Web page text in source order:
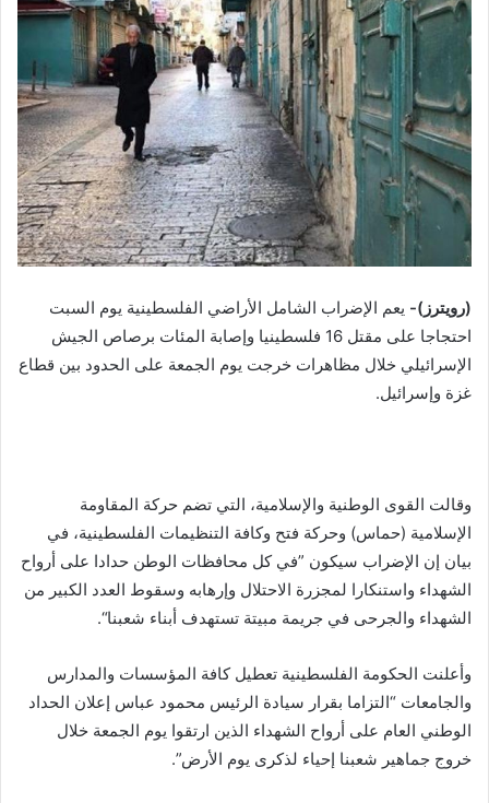
(رويترز)- يعم الإضراب الشامل الأراضي الفلسطينية يوم السبت
احتجاجا على مقتل 16 فلسطينيا وإصابة المئات برصاص الجيش
الإسرائيلي خلال مظاهرات خرجت يوم الجمعة على الحدود بين قطاع
غزة وإسرائيل.
وقالت القوى الوطنية والإسلامية، التي تضم حركة المقاومة
الإسلامية (حماس) وحركة فتح وكافة التنظيمات الفلسطينية، في
بيان إن الإضراب سيكون ”في كل محافظات الوطن حدادا على أرواح
الشهداء واستنكارا لمجزرة الاحتلال وإرهابه وسقوط العدد الكبير من
الشهداء والجرحى في جريمة مبيتة تستهدف أبناء شعبنا“.
وأعلنت الحكومة الفلسطينية تعطيل كافة المؤسسات والمدارس
والجامعات “التزاما بقرار سيادة الرئيس محمود عباس إعلان الحداد
الوطني العام على أرواح الشهداء الذين ارتقوا يوم الجمعة خلال
خروج جماهير شعبنا إحياء لذكرى يوم الأرض”.